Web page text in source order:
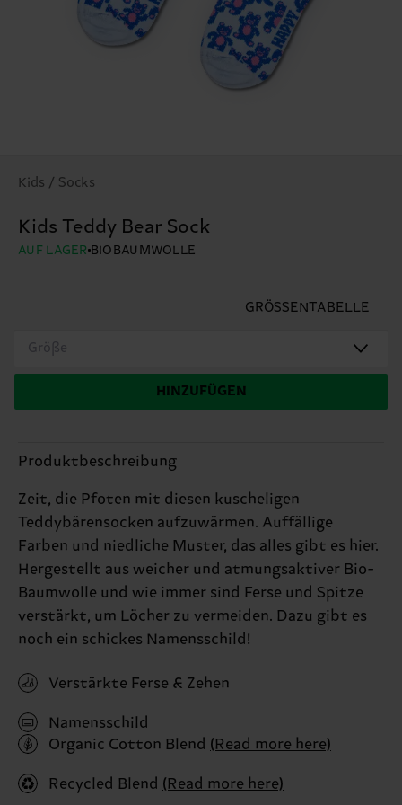
Kids / Socks
Kids Teddy Bear Sock
AUF LAGER BIOBAUMWOLLE
GRÖSSENTABELLE
Größe
HINZUFÜGEN
Produktbeschreibung
Zeit, die Pfoten mit diesen kuscheligen
Teddybärensocken aufzuwärmen. Auffällige
Farben und niedliche Muster, das alles gibt es hier.
Hergestellt aus weicher und atmungsaktiver Bio-
Baumwolle und wie immer sind Ferse und Spitze
verstärkt, um Löcher zu vermeiden. Dazu gibt es
noch ein schickes Namensschild!
Verstärkte Ferse & Zehen
Namensschild
Organic Cotton Blend (Read more here)
Recycled Blend (Read more here)